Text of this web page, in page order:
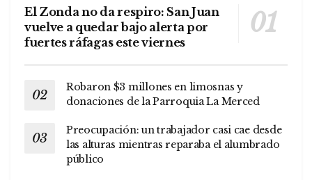
El Zonda no da respiro: San Juan
vuelve a quedar bajo alerta por
fuertes ráfagas este viernes
Robaron $3 millones en limosnas y
donaciones de la Parroquia La Merced
Preocupación: un trabajador casi cae desde
las alturas mientras reparaba el alumbrado
público